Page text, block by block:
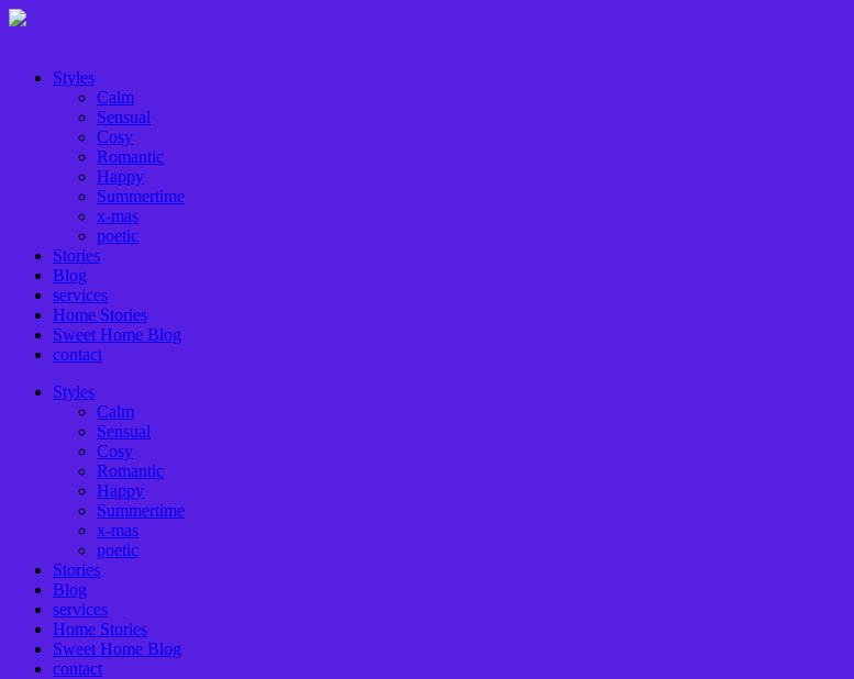
Styles
Calm
Sensual
Cosy
Romantic
Happy
Summertime
x-mas
poetic
Stories
Blog
services
Home Stories
Sweet Home Blog
contact
Styles
Calm
Sensual
Cosy
Romantic
Happy
Summertime
x-mas
poetic
Stories
Blog
services
Home Stories
Sweet Home Blog
contact